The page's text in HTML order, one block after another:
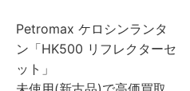
Petromax ケロシンランタ
ン「HK500 リフレクターセ
ット」